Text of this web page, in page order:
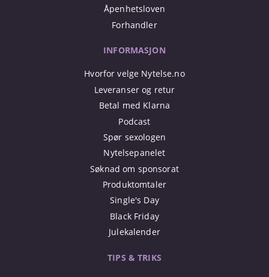
Åpenhetsloven
Forhandler
INFORMASJON
Hvorfor velge Nytelse.no
Leveranser og retur
Betal med Klarna
Podcast
Spør sexologen
Nytelsepanelet
Søknad om sponsorat
Produktomtaler
Single's Day
Black Friday
Julekalender
TIPS & TRIKS